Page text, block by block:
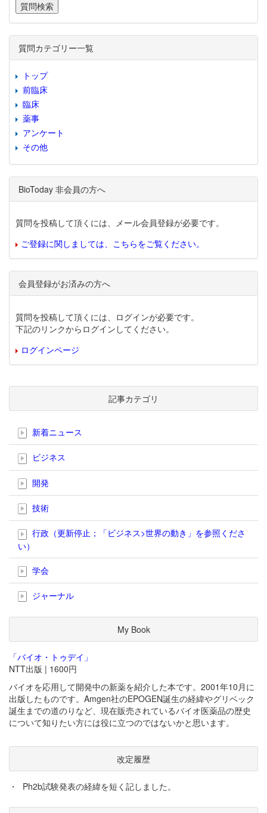
質問カテゴリー一覧
トップ
前臨床
臨床
薬事
アンケート
その他
BioToday 非会員の方へ
質問を投稿して頂くには、メール会員登録が必要です。
ご登録に関しましては、こちらをご覧ください。
会員登録がお済みの方へ
質問を投稿して頂くには、ログインが必要です。
下記のリンクからログインしてください。
ログインページ
記事カテゴリ
新着ニュース
ビジネス
開発
技術
行政（更新停止；「ビジネス>世界の動き」を参照くださ
い）
学会
ジャーナル
My Book
「バイオ・トゥデイ」
NTT出版 | 1600円
バイオを応用して開発中の新薬を紹介した本です。2001年10月に
出版したものです。Amgen社のEPOGEN誕生の経緯やグリベック
誕生までの道のりなど、現在販売されているバイオ医薬品の歴史
について知りたい方には役に立つのではないかと思います。
改定履歴
・ Ph2b試験発表の経緯を短く記しました。